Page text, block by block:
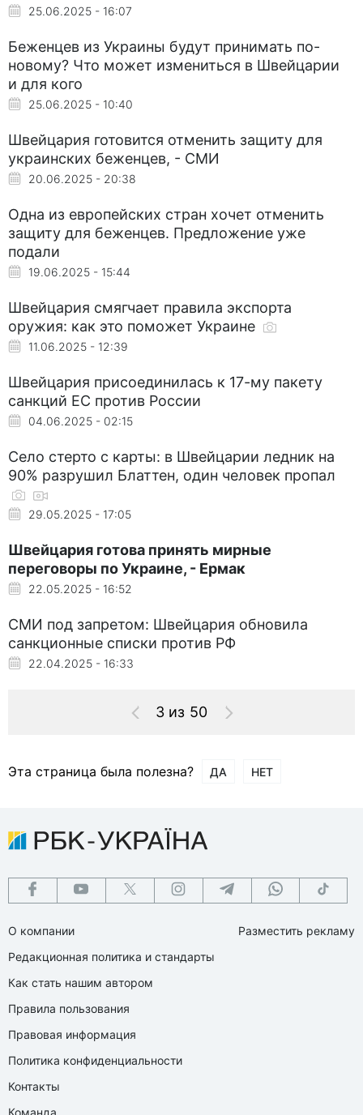
25.06.2025 - 16:07
Беженцев из Украины будут принимать по-
новому? Что может измениться в Швейцарии
и для кого
25.06.2025 - 10:40
Швейцария готовится отменить защиту для
украинских беженцев, - СМИ
20.06.2025 - 20:38
Одна из европейских стран хочет отменить
защиту для беженцев. Предложение уже
подали
19.06.2025 - 15:44
Швейцария смягчает правила экспорта
оружия: как это поможет Украине
11.06.2025 - 12:39
Швейцария присоединилась к 17-му пакету
санкций ЕС против России
04.06.2025 - 02:15
Село стерто с карты: в Швейцарии ледник на
90% разрушил Блаттен, один человек пропал
29.05.2025 - 17:05
Швейцария готова принять мирные
переговоры по Украине, - Ермак
22.05.2025 - 16:52
СМИ под запретом: Швейцария обновила
санкционные списки против РФ
22.04.2025 - 16:33
3 из 50
Эта страница была полезна? ДА НЕТ
О компании
Редакционная политика и стандарты
Как стать нашим автором
Правила пользования
Правовая информация
Политика конфиденциальности
Контакты
Команда
Разместить рекламу